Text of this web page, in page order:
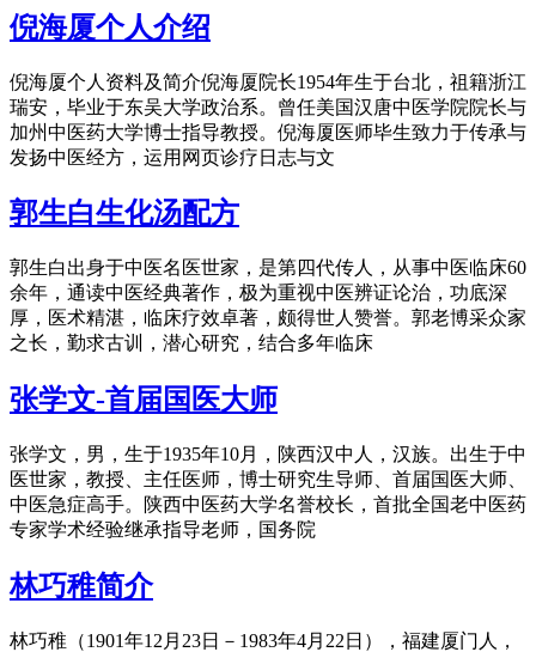
倪海厦个人介绍
倪海厦个人资料及简介倪海厦院长1954年生于台北，祖籍浙江
瑞安，毕业于东吴大学政治系。曾任美国汉唐中医学院院长与
加州中医药大学博士指导教授。倪海厦医师毕生致力于传承与
发扬中医经方，运用网页诊疗日志与文
郭生白生化汤配方
郭生白出身于中医名医世家，是第四代传人，从事中医临床60
余年，通读中医经典著作，极为重视中医辨证论治，功底深
厚，医术精湛，临床疗效卓著，颇得世人赞誉。郭老博采众家
之长，勤求古训，潜心研究，结合多年临床
张学文-首届国医大师
张学文，男，生于1935年10月，陕西汉中人，汉族。出生于中
医世家，教授、主任医师，博士研究生导师、首届国医大师、
中医急症高手。陕西中医药大学名誉校长，首批全国老中医药
专家学术经验继承指导老师，国务院
林巧稚简介
林巧稚（1901年12月23日－1983年4月22日），福建厦门人，